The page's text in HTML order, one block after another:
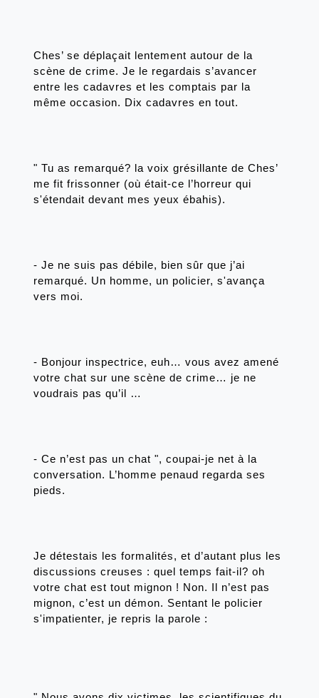
Ches’ se déplaçait lentement autour de la
scène de crime. Je le regardais s’avancer
entre les cadavres et les comptais par la
même occasion. Dix cadavres en tout.
" Tu as remarqué? la voix grésillante de Ches’
me fit frissonner (où était-ce l’horreur qui
s'étendait devant mes yeux ébahis).
- Je ne suis pas débile, bien sûr que j’ai
remarqué. Un homme, un policier, s'avança
vers moi.
- Bonjour inspectrice, euh… vous avez amené
votre chat sur une scène de crime… je ne
voudrais pas qu’il …
- Ce n’est pas un chat ", coupai-je net à la
conversation. L’homme penaud regarda ses
pieds.
Je détestais les formalités, et d’autant plus les
discussions creuses : quel temps fait-il? oh
votre chat est tout mignon ! Non. Il n’est pas
mignon, c’est un démon. Sentant le policier
s'impatienter, je repris la parole :